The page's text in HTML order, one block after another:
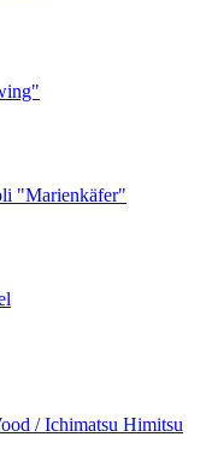
"Marienkäfer"
Himitsu